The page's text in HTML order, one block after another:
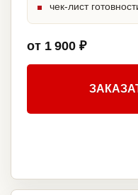
чек-лист
от 1 900 ₽